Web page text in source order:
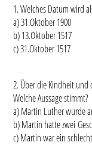
1. Welches Datum wird
a) 31.Oktober 1900
b) 13.Oktober 1517
c) 31.Oktober 1517
2. Über die Kindheit
Welche Aussage stimmt?
a) Martin Luther wurde
b) Martin hatte zwei
c) Martin war ein